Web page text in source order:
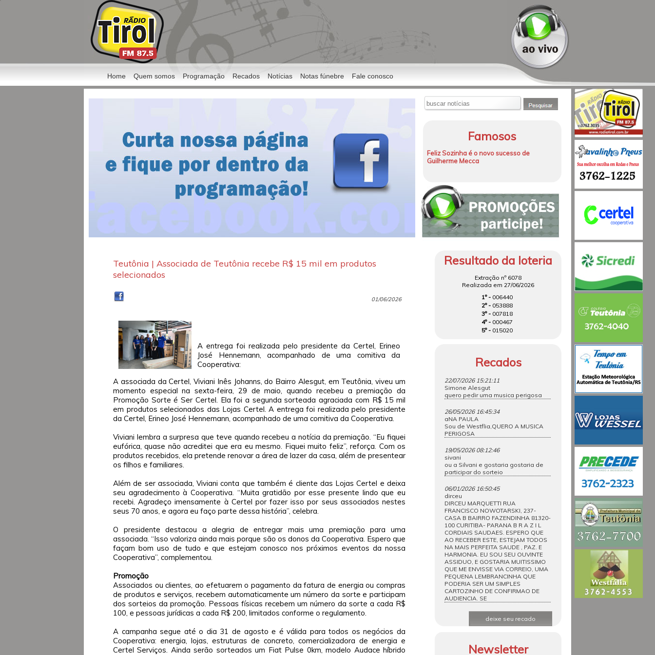
Home Quem somos Programação Recados Notícias Notas fúnebre Fale conosco
Famosos
Feliz Sozinha é o novo sucesso de
Guilherme Mecca
Teutônia | Associada de Teutônia recebe R$ 15 mil em produtos
selecionados
01/06/2026
A entrega foi realizada pelo presidente da Certel, Erineo
José Hennemann, acompanhado de uma comitiva da
Cooperativa:
A associada da Certel, Viviani Inês Johanns, do Bairro Alesgut, em Teutônia, viveu um
momento especial na sexta-feira, 29 de maio, quando recebeu a premiação da
Promoção Sorte é Ser Certel. Ela foi a segunda sorteada agraciada com R$ 15 mil
em produtos selecionados das Lojas Certel. A entrega foi realizada pelo presidente
da Certel, Erineo José Hennemann, acompanhado de uma comitiva da Cooperativa.
Viviani lembra a surpresa que teve quando recebeu a notícia da premiação. “Eu fiquei
eufórica, quase não acreditei que era eu mesmo. Fiquei muito feliz”, reforça. Com os
produtos recebidos, ela pretende renovar a área de lazer da casa, além de presentear
os filhos e familiares.
Além de ser associada, Viviani conta que também é cliente das Lojas Certel e deixa
seu agradecimento à Cooperativa. “Muita gratidão por esse presente lindo que eu
recebi. Agradeço imensamente à Certel por fazer isso por seus associados nestes
seus 70 anos, e agora eu faço parte dessa história”, celebra.
O presidente destacou a alegria de entregar mais uma premiação para uma
associada. “Isso valoriza ainda mais porque são os donos da Cooperativa. Espero que
façam bom uso de tudo e que estejam conosco nos próximos eventos da nossa
Cooperativa”, complementou.
Promoção
Associados ou clientes, ao efetuarem o pagamento da fatura de energia ou compras
de produtos e serviços, recebem automaticamente um número da sorte e participam
dos sorteios da promoção. Pessoas físicas recebem um número da sorte a cada R$
100, e pessoas jurídicas a cada R$ 200, limitados conforme o regulamento.
A campanha segue até o dia 31 de agosto e é válida para todos os negócios da
Cooperativa: energia, lojas, estruturas de concreto, comercializadora de energia e
Certel Serviços. Ainda serão sorteados um Fiat Pulse 0km, modelo Audace híbrido
Resultado da loteria
Extração nº 6078
Realizada em 27/06/2026
1º -006440
2º - 053888
3º - 007818
4º - 000467
5º - 015020
Recados
22/07/2026 15:21:11
Simone Alesgut
quero pedir uma musica perigosa
26/05/2026 16:45:34
aNA PAULA
Sou de Westflia,QUERO A MUSICA
PERIGOSA
19/05/2026 08:12:46
sivani
ou a Silvani e gostaria gostaria de
participar do sorteio
06/01/2026 16:50:45
dirceu
DIRCEU MARQUETTI RUA
FRANCISCO NOWOTARSKI, 237-
CASA B BAIRRO FAZENDINHA 81320-
100 CURITIBA- PARANA B R A Z I L
CORDIAIS SAUDAES. ESPERO QUE
AO RECEBER ESTE, ESTEJAM TODOS
NA MAIS PERFEITA SAUDE , PAZ. E
HARMONIA. EU SOU SEU OUVINTE
ASSIDUO, E GOSTARIA MUITISSIMO
QUE ME ENVISSE VIA CORREIO, UMA
PEQUENA LEMBRANCINHA QUE
PODERIA SER UM SIMPLES
CARTOZINHO DE CONFIRMAO DE
AUDIENCIA. SE
deixe seu recado
Newsletter